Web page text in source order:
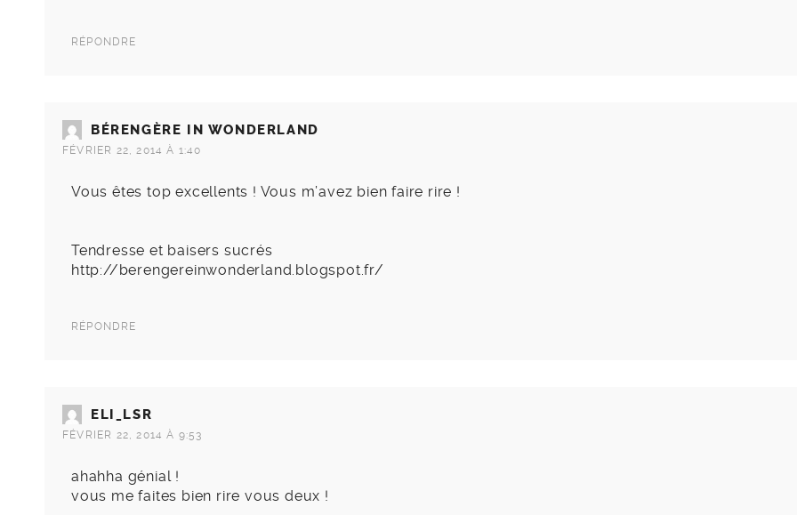
RÉPONDRE
BÉRENGÈRE IN WONDERLAND
FÉVRIER 22, 2014 À 1:40
Vous êtes top excellents ! Vous m’avez bien faire rire !
Tendresse et baisers sucrés
http://berengereinwonderland.blogspot.fr/
RÉPONDRE
ELI_LSR
FÉVRIER 22, 2014 À 9:53
ahahha génial !
vous me faites bien rire vous deux !